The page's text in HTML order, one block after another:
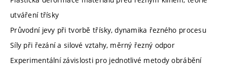
utváření třísky
Průvodní jevy při tvorbě třísky, dynamika řezného procesu
Síly při řezání a silové vztahy, měrný řezný odpor
Experimentální závislosti pro jednotlivé metody obrábění